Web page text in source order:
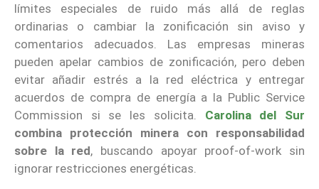
límites especiales de ruido más allá de reglas
ordinarias o cambiar la zonificación sin aviso y
comentarios adecuados. Las empresas mineras
pueden apelar cambios de zonificación, pero deben
evitar añadir estrés a la red eléctrica y entregar
acuerdos de compra de energía a la Public Service
Commission si se les solicita. Carolina del Sur
combina protección minera con responsabilidad
sobre la red, buscando apoyar proof-of-work sin
ignorar restricciones energéticas.